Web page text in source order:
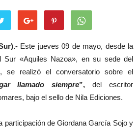
Este jueves 09 de mayo, desde la
Sur «Aquiles Nazoa», en su sede del
se realizó el conversatorio sobre el
llamado siempre”, del escritor
bajo el sello de Nila Ediciones.
participación de Giordana García Sojo y